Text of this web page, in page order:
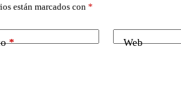
están marcados con *
* Web